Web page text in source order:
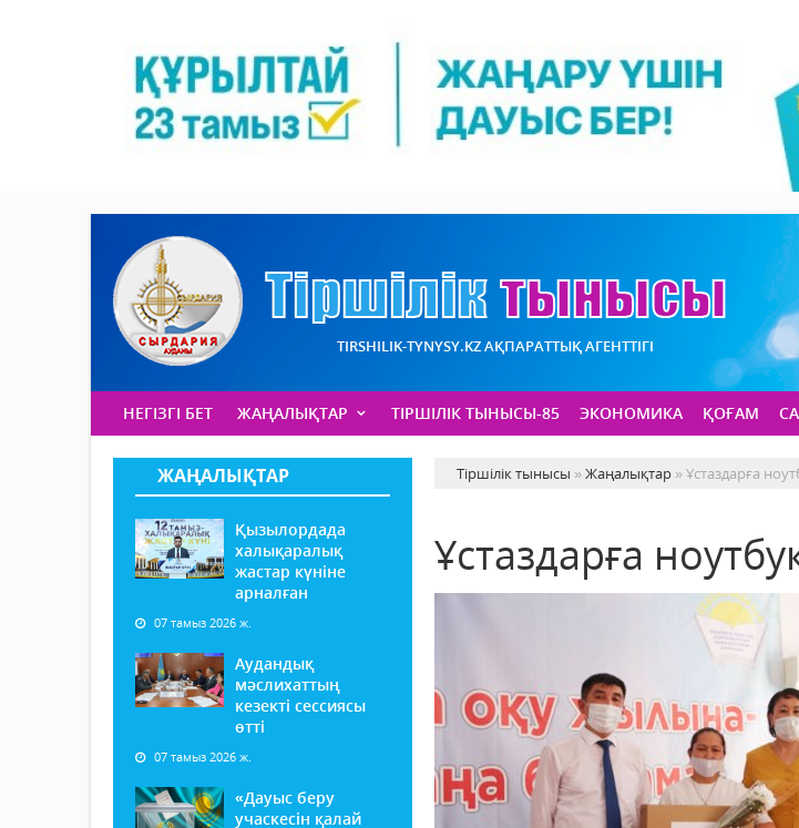
TIRSHILIK-TYNYSY.KZ АҚПАРАТТЫҚ АГЕНТТІГІ
НЕГІЗГІ БЕТ ЖАҢАЛЫҚТАР ТІРШІЛІК ТЫНЫСЫ-85 ЭКОНОМИКА ҚОҒАМ
ЖАҢАЛЫҚТАР
Қызылордада
халықаралық
жастар күніне
арналған
07 тамыз 2026 ж.
Аудандық
мәслихаттың
кезекті сессиясы
өтті
07 тамыз 2026 ж.
«Дауыс беру
учаскесін қалай
Тіршілік тынысы »Жаңалықтар » Ұстаздарға
Ұстаздарға